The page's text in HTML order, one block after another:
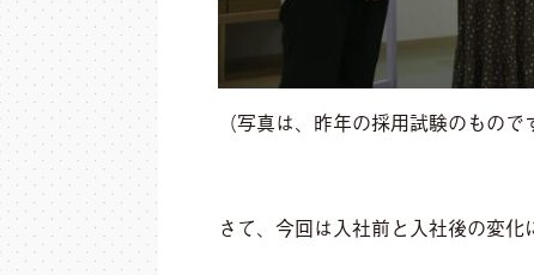
（写真は、昨年の採用試験のもの
さて、今回は入社前と入社後の変